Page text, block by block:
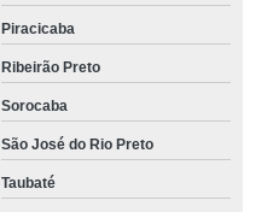
Piracicaba
Ribeirão Preto
Sorocaba
São José do Rio Preto
Taubaté